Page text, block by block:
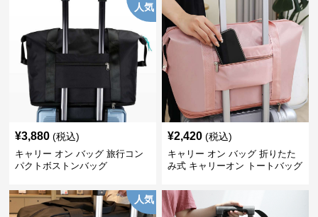
人気
¥3,880 (税込)
キャリー オン バッグ 旅行コン
パクトボストンバッグ
¥2,420 (税込)
キャリー オン バッグ 折りたた
み式 キャリーオン トートバッグ
人気